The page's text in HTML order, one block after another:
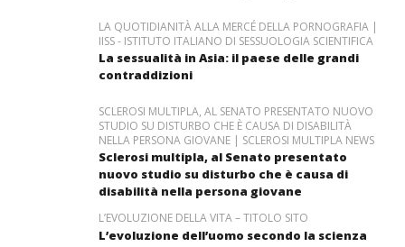
LA QUOTIDIANITÀ ALLA MERCÉ DELLA PORNOGRAFIA |
IISS - ISTITUTO ITALIANO DI SESSUOLOGIA SCIENTIFICA
La sessualità in Asia: il paese delle grandi
contraddizioni
SCLEROSI MULTIPLA, AL SENATO PRESENTATO NUOVO
STUDIO SU DISTURBO CHE È CAUSA DI DISABILITÀ
NELLA PERSONA GIOVANE | SCLEROSI MULTIPLA NEWS
Sclerosi multipla, al Senato presentato
nuovo studio su disturbo che è causa di
disabilità nella persona giovane
L’EVOLUZIONE DELLA VITA – TITOLO SITO
L’evoluzione dell’uomo secondo la scienza